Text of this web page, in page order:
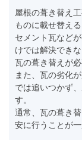
屋根の葺き替え
ものに載せ替え
セメント瓦など
けでは解決でき
瓦の葺き替えが必
また、瓦の劣化
では追いつかず
す。
通常、瓦の葺き
安に行うことが一